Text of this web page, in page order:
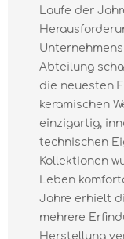
Laufe der
Unternehmens
Abteilung
die neuesten
keramischen
einzigartig,
technischen
Kollektionen
Leben
Jahre erhielt
mehrere
Herstellung